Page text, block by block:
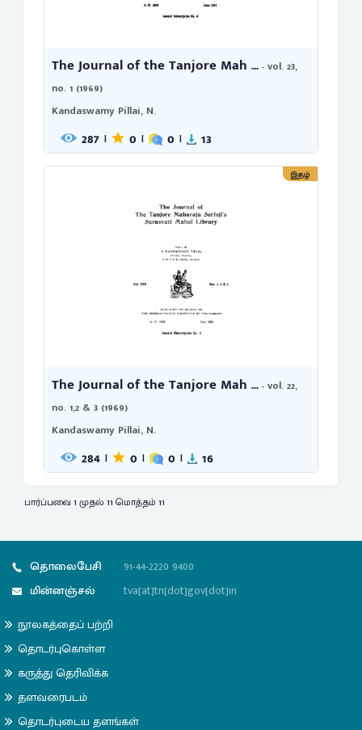
The Journal of the Tanjore Mah ...- vol. 23,
no. 1 (1969)
Kandaswamy Pillai, N.
287 | 0 | 0 | 13
இதழ்
The Journal of the Tanjore Mah ...- vol. 22,
no. 1,2 & 3 (1969)
Kandaswamy Pillai, N.
284 | 0 | 0 | 16
பார்ப்பவை 1 முதல் 11 மொத்தம் 11
தொலைபேசி : 91-44-2220 9400
மின்னஞ்சல்
: tva[at]tn[dot]gov[dot]in
நூலகத்தைப் பற்றி
தொடர்புகொள்ள
கருத்து தெரிவிக்க
தளவரைபடம்
தொடர்புடைய தளங்கள்